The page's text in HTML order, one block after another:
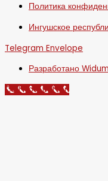
Политика
Ингушское
Telegram Envelope
Разработано Widum
Call Now Button